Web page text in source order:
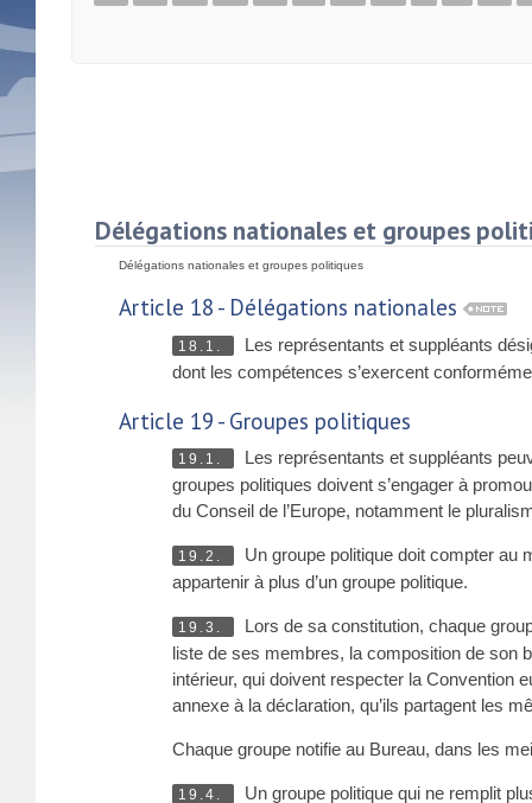
Délégations nationales et groupes
Délégations nationales et groupes politiques
Article 18 - Délégations nationales
18.1.
Les représentants et suppléants
dont les compétences s’exercent
Article 19 - Groupes politiques
19.1.
Les représentants et suppléants
groupes politiques doivent s’engager à
du Conseil de l’Europe, notamment le
19.2.
Un groupe politique doit compter au
appartenir à plus d’un groupe politique.
19.3.
Lors de sa constitution, chaque
liste de ses membres, la composition de son
intérieur, qui doivent respecter la Convention
annexe à la déclaration, qu’ils partagent les
Chaque groupe notifie au Bureau, dans les
19.4. Un groupe politique qui ne remplit